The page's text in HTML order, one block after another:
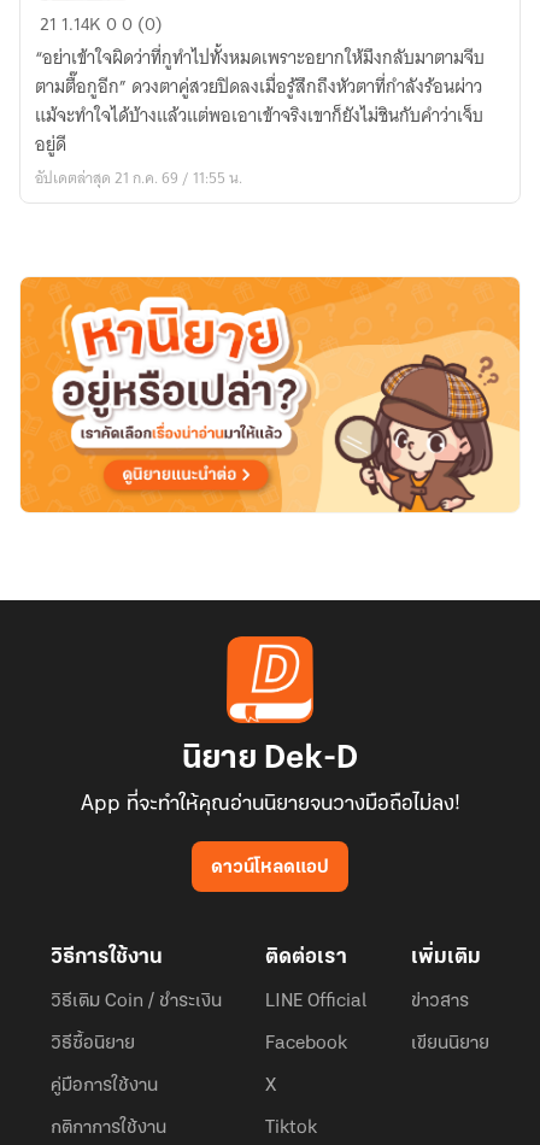
คน
ปาก
ร้าย
เขา
จีบ
กัน
แบบ
E-
book)
21 1.14K00 (0)
“อย่าเข้าใจผิดว่าที่กูทำไปทั้งหมดเพราะอยากให้มึงกลับมาตามจีบ
ตามตื๊อกูอีก” ดวงตาคู่สวยปิดลงเมื่อรู้สึกถึงหัวตาที่กำลังร้อนผ่าว
แม้จะทำใจได้บ้างแล้วแต่พอเอาเข้าจริงเขาก็ยังไม่ชินกับคำว่าเจ็บ
อยู่ดี
อัปเดตล่าสุด 21 ก.ค. 69 / 11:55 น.
นิยาย Dek-D
App ที่จะทำให้คุณอ่านนิยายจนวางมือถือไม่ลง!
ดาวน์โหลดแอป
วิธีการใช้งาน
วิธีเติม Coin / ชำระเงิน
วิธีซื้อนิยาย
คู่มือการใช้งาน
กติกาการใช้งาน
ติดต่อเรา
LINE Official
Facebook
X
Tiktok
เพิ่มเติม
ข่าวสาร
เขียนนิยาย